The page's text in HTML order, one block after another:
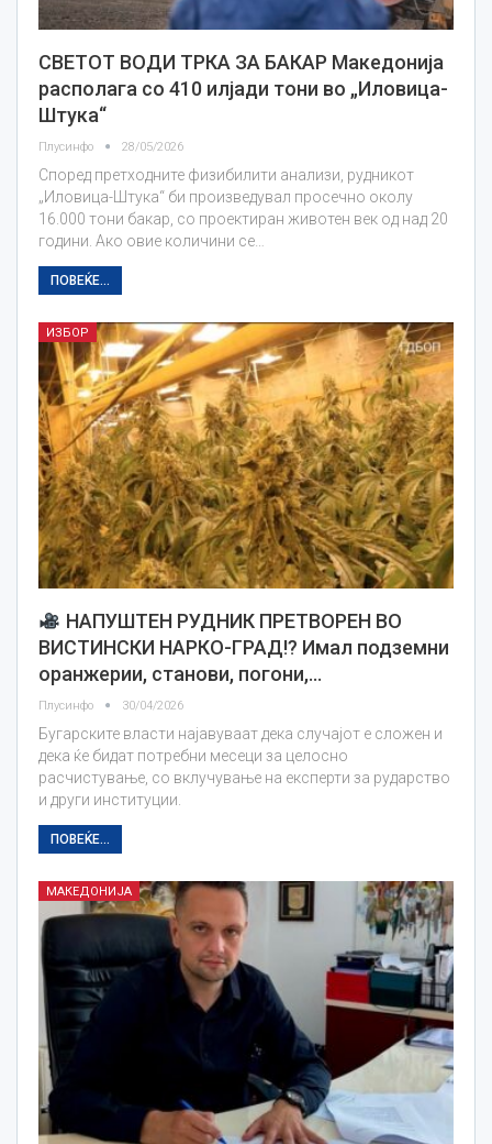
СВЕТОТ ВОДИ ТРКА ЗА БАКАР Македонија
располага со 410 илјади тони во „Иловица-
Штука“
Плусинфо 28/05/2026
Според претходните физибилити анализи, рудникот
„Иловица-Штука“ би произведувал просечно околу
16.000 тони бакар, со проектиран животен век од над 20
години. Ако овие количини се…
ПОВЕЌЕ...
ИЗБОР
НАПУШТЕН РУДНИК ПРЕТВОРЕН ВО
ВИСТИНСКИ НАРКО-ГРАД!? Имал подземни
оранжерии, станови, погони,…
Плусинфо 30/04/2026
Бугарските власти најавуваат дека случајот е сложен и
дека ќе бидат потребни месеци за целосно
расчистување, со вклучување на експерти за рударство
и други институции.
ПОВЕЌЕ...
МАКЕДОНИЈА